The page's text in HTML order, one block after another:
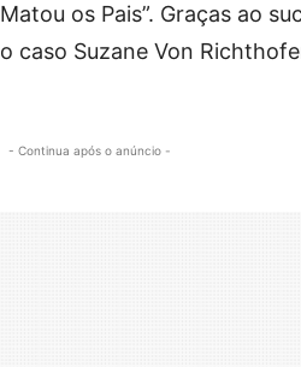
os Pais”. Graças ao
caso Suzane Von
- Continua após o anúncio -